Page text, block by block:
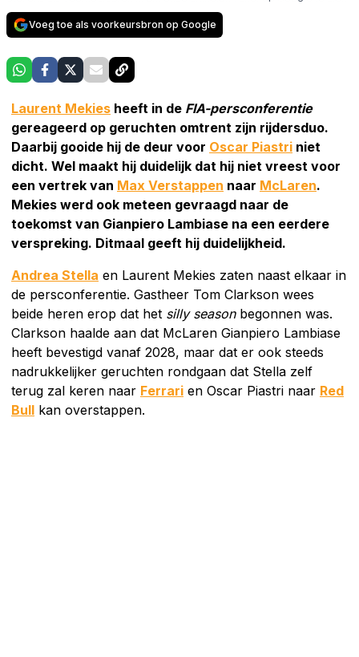
Voeg toe als voorkeursbron op Google
Laurent Mekies heeft in de FIA-persconferentie
gereageerd op geruchten omtrent zijn rijdersduo.
Daarbij gooide hij de deur voor Oscar Piastri niet
dicht. Wel maakt hij duidelijk dat hij niet vreest voor
een vertrek van Max Verstappen naar McLaren.
Mekies werd ook meteen gevraagd naar de
toekomst van Gianpiero Lambiase na een eerdere
verspreking. Ditmaal geeft hij duidelijkheid.
Andrea Stella en Laurent Mekies zaten naast elkaar in
de persconferentie. Gastheer Tom Clarkson wees
beide heren erop dat het silly seasonbegonnen was.
Clarkson haalde aan dat McLaren Gianpiero Lambiase
heeft bevestigd vanaf 2028, maar dat er ook steeds
nadrukkelijker geruchten rondgaan dat Stella zelf
terug zal keren naar Ferrari en Oscar Piastri naar Red
Bull kan overstappen.